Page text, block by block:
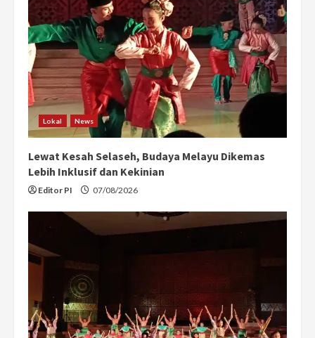
Lokal News
Lewat Kesah Selaseh, Budaya Melayu Dikemas
Lebih Inklusif dan Kekinian
Editor PI 07/08/2026